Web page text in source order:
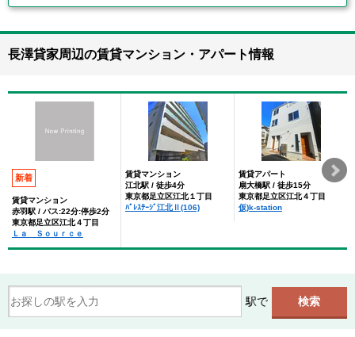
長澤貸家周辺の賃貸マンション・アパート情報
新着
賃貸マンション
赤羽駅 / バス:22分:停歩2分
東京都足立区江北４丁目
Ｌａ Ｓｏｕｒｃｅ
賃貸マンション
江北駅 / 徒歩4分
東京都足立区江北１丁目
ﾊﾟﾚｽﾃｰｼﾞ江北Ⅱ(106)
賃貸アパート
扇大橋駅 / 徒歩15分
東京都足立区江北４丁目
仮)k-station
駅で